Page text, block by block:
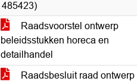
485423)
Raadsvoorstel ontwerp
beleidsstukken horeca en
detailhandel
Raadsbesluit raad ontwerp